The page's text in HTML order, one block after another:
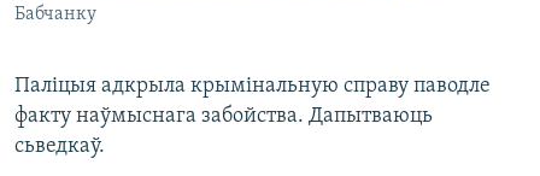
Бабчанку
Паліцыя адкрыла крымінальную справу паводле
факту наўмыснага забойства. Дапытваюць
сьведкаў.